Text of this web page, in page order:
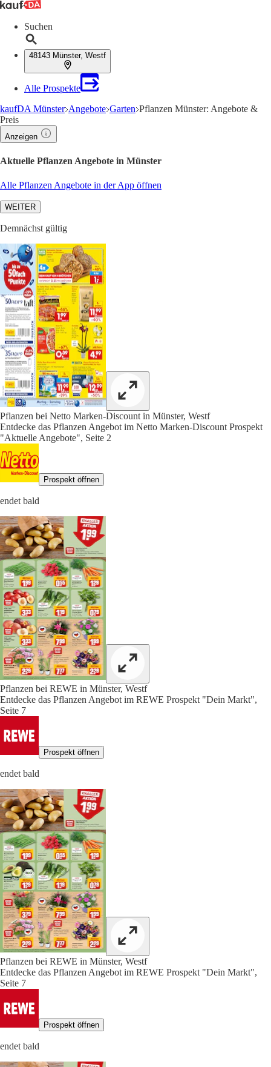
Suchen
48143 Münster, Westf
Alle Prospekte
kaufDA Münster Angebote Garten Pflanzen Münster: Angebote &
Preis
Anzeigen
Aktuelle Pflanzen Angebote in Münster
Alle Pflanzen Angebote in der App öffnen
WEITER
Demnächst gültig
Pflanzen bei Netto Marken-Discount in Münster, Westf
Entdecke das Pflanzen Angebot im Netto Marken-Discount Prospekt
"Aktuelle Angebote", Seite 2
Prospekt öffnen
endet bald
Pflanzen bei REWE in Münster, Westf
Entdecke das Pflanzen Angebot im REWE Prospekt "Dein Markt",
Seite 7
Prospekt öffnen
endet bald
Pflanzen bei REWE in Münster, Westf
Entdecke das Pflanzen Angebot im REWE Prospekt "Dein Markt",
Seite 7
Prospekt öffnen
endet bald